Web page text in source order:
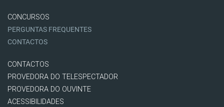
CONCURSOS
PERGUNTAS FREQUENTES
CONTACTOS
CONTACTOS
PROVEDORA DO TELESPECTADOR
PROVEDORA DO OUVINTE
ACESSIBILIDADES